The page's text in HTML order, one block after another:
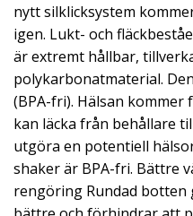
nytt silklicksystem
igen. Lukt- och
är extremt hållbar,
polykarbonatmaterial.
(BPA-fri). Hälsan
kan läcka från behållare
utgöra en potentiell
shaker är BPA-fri. Bättre
rengöring Rundad